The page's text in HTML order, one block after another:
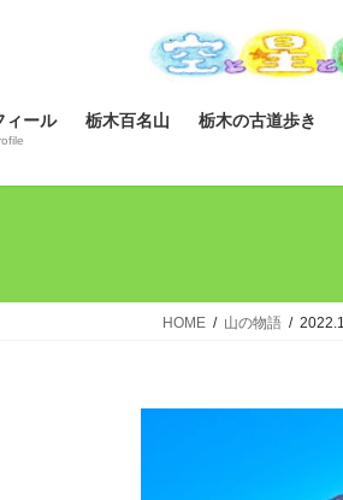
ツ
ス
シ
ン
ィール 栃木百名山 栃木の古道歩き
HOME 山の物語